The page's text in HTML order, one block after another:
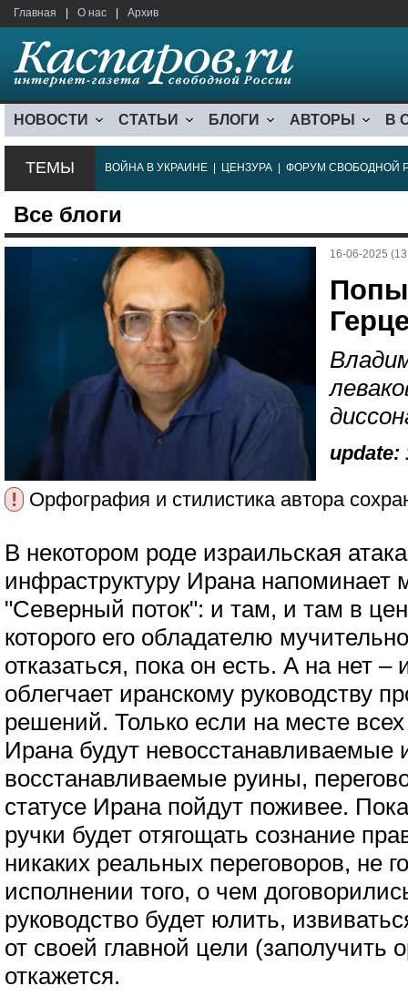
Главная О нас Архив
НОВОСТИ СТАТЬИ БЛОГИ АВТОРЫ В
ТЕМЫ ВОЙНА В УКРАИНЕ ЦЕНЗУРА ФОРУМ СВОБОДНОЙ
Все блоги
16-06-2025
update:
! Орфография и стилистика автора
В некотором роде израильская
инфраструктуру Ирана напоминает
"Северный поток": и там, и там в
которого его обладателю
отказаться, пока он есть. А на нет –
облегчает иранскому руководству
решений. Только если на месте
Ирана будут невосстанавливаемые
восстанавливаемые руины,
статусе Ирана пойдут поживее.
ручки будет отягощать сознание
никаких реальных переговоров, не
исполнении того, о чем
руководство будет юлить,
от своей главной цели (заполучить
откажется.